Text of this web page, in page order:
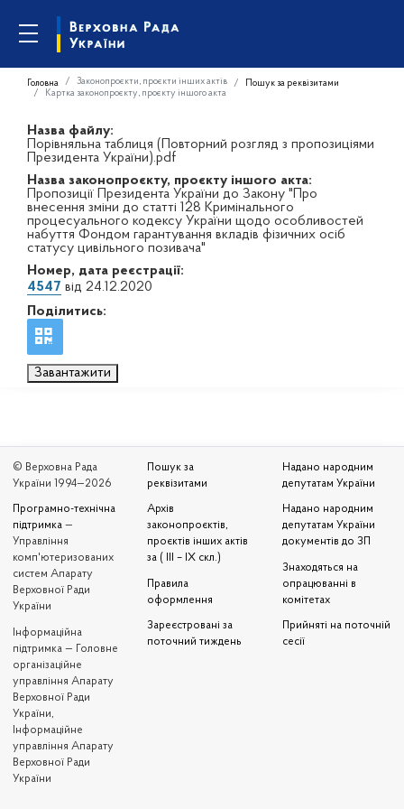
Головна Законопроєкти, проєкти інших актів
Пошук за реквізитами
Картка законопроєкту, проєкту іншого акта
Назва файлу:
Порівняльна таблиця (Повторний розгляд з пропозиціями
Президента України).pdf
Назва законопроєкту, проєкту іншого акта:
Пропозиції Президента України до Закону "Про
внесення зміни до статті 128 Кримінального
процесуального кодексу України щодо особливостей
набуття Фондом гарантування вкладів фізичних осіб
статусу цивільного позивача"
Номер, дата реєстрації:
4547 від 24.12.2020
Поділитись:
Завантажити
© Верховна Рада
України 1994—2026
Програмно-технічна
підтримка —
Управління
комп'ютеризованих
систем Апарату
Верховної Ради
України
Iнформаційна
підтримка — Головне
організаційне
управління Апарату
Верховної Ради
України,
Інформаційне
управління Апарату
Верховної Ради
України
Пошук за
реквізитами
Архів
законопроєктів,
проєктів інших актів
за ( III – IX скл.)
Правила
оформлення
Зареєстровані за
поточний тиждень
Надано народним
депутатам України
Надано народним
депутатам України
документів до ЗП
Знаходяться на
опрацюванні в
комітетах
Прийняті на поточній
сесії